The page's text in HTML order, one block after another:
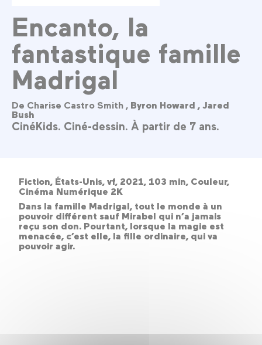
Encanto, la
fantastique famille
Madrigal
De Charise Castro Smith , Byron Howard , Jared
Bush
CinéKids. Ciné-dessin. À partir de 7 ans.
Fiction, États-Unis, vf, 2021, 103 min, Couleur,
Cinéma Numérique 2K
Dans la famille Madrigal, tout le monde à un
pouvoir différent sauf Mirabel qui n’a jamais
reçu son don. Pourtant, lorsque la magie est
menacée, c’est elle, la fille ordinaire, qui va
pouvoir agir.